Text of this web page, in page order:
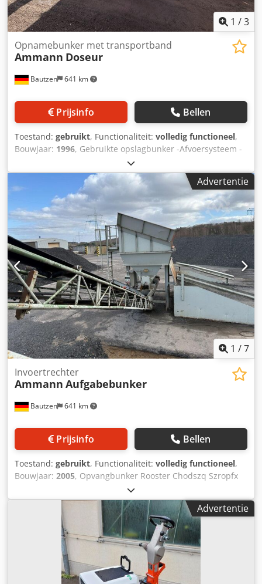
1 /3
Bautzen 641 km
Opnamebunker met transportband
Ammann Doseur
Prijsinfo Bellen
Toestand: gebruikt, Functionaliteit: volledig functioneel,
Bouwjaar: 1996, Gebruikte opslagbunker -Afvoersysteem -
Transportband Chsdpfx Ajzq S Avei Toa
Advertentie
1 /7
Bautzen 641 km
Invoertrechter
Ammann Aufgabebunker
Prijsinfo Bellen
Toestand: gebruikt, Functionaliteit: volledig functioneel,
Bouwjaar: 2005, Opvangbunker Rooster Chodszq Szropfx
Ai Toa Afvoersysteem Transportband, 12 m, met
bandbreedte 650 mm.
Advertentie